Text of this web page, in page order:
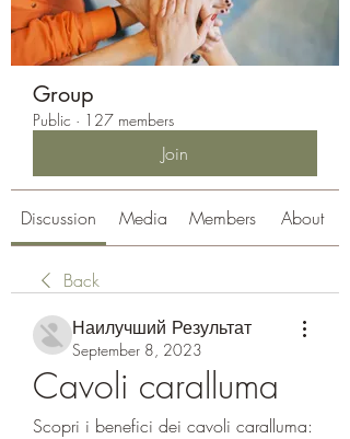
Group
Public · 127 members
Join
Discussion Media Members About
Back
Наилучший Результат
September 8, 2023
Cavoli caralluma
Scopri i benefici dei cavoli caralluma: